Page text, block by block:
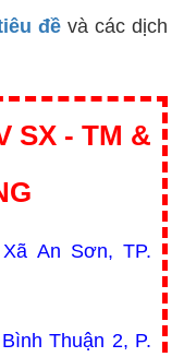
đềvà các dịch
SX - TM &
An Sơn, TP.
Thuận 2, P.